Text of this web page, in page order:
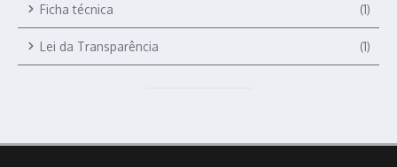
Ficha técnica (1)
Lei da Transparência (1)